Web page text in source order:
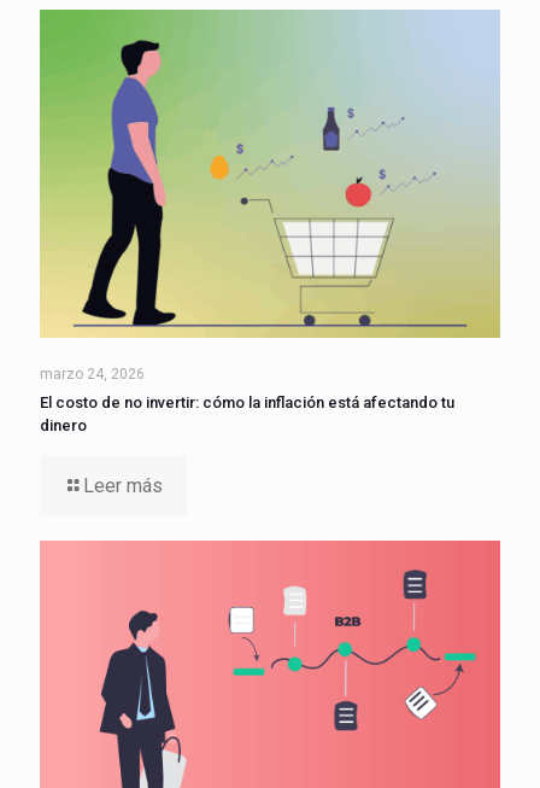
marzo 24, 2026
El costo de no invertir: cómo la inflación está afectando tu
dinero
Leer más